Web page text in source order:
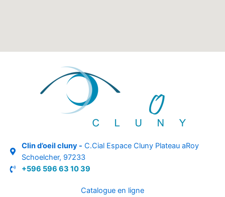
Clin d’oeil cluny - C.Cial Espace Cluny Plateau aRoy
Schoelcher, 97233
+596 596 63 10 39
Catalogue en ligne